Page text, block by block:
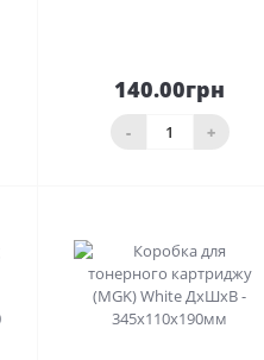
140.00грн
- +
До
кошика